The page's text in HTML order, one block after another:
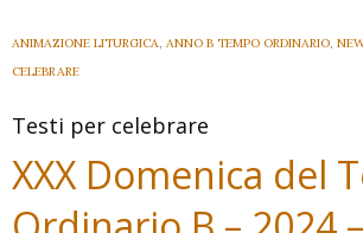
Ordinario
_
2024
ANIMAZIONE LITURGICA, ANNO B TEMPO ORDINARIO,
CELEBRARE
Testi per celebrare
XXX Domenica del